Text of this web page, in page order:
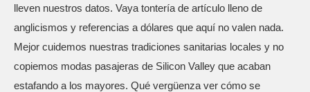
lleven nuestros datos. Vaya tontería de artículo lleno de
anglicismos y referencias a dólares que aquí no valen nada.
Mejor cuidemos nuestras tradiciones sanitarias locales y no
copiemos modas pasajeras de Silicon Valley que acaban
estafando a los mayores. Qué vergüenza ver cómo se